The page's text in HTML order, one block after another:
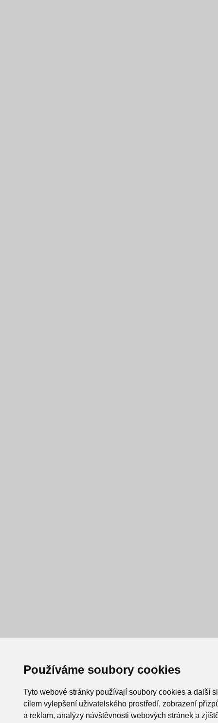
Používáme soubory cookies
Tyto webové stránky používají soubory cookies a další
cílem vylepšení uživatelského prostředí, zobrazení
a reklam, analýzy návštěvnosti webových stránek a